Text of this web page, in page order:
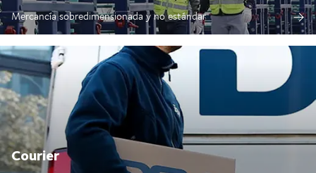
Mercancía sobredimensionada y no estándar
Courier